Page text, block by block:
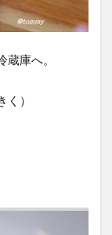
庫へ。
）